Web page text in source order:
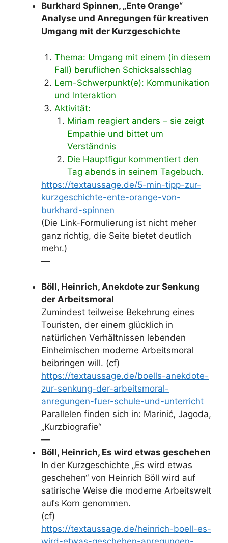
Burkhard Spinnen, „Ente Orange“
Analyse und Anregungen für kreativen
Umgang mit der Kurzgeschichte
Thema: Umgang mit einem (in diesem
Fall) beruflichen Schicksalsschlag
Lern-Schwerpunkt(e): Kommunikation
und Interaktion
Aktivität:
Miriam reagiert anders – sie zeigt
Empathie und bittet um
Verständnis
Die Hauptfigur kommentiert den
Tag abends in seinem Tagebuch.
https://textaussage.de/5-min-tipp-zur-
kurzgeschichte-ente-orange-von-
burkhard-spinnen
(Die Link-Formulierung ist nicht meher
ganz richtig, die Seite bietet deutlich
mehr.)
—
Böll, Heinrich, Anekdote zur Senkung
der Arbeitsmoral
Zumindest teilweise Bekehrung eines
Touristen, der einem glücklich in
natürlichen Verhältnissen lebenden
Einheimischen moderne Arbeitsmoral
beibringen will. (cf)
https://textaussage.de/boells-anekdote-
zur-senkung-der-arbeitsmoral-
anregungen-fuer-schule-und-unterricht
Parallelen finden sich in: Marinić, Jagoda,
„Kurzbiografie“
—
Böll, Heinrich, Es wird etwas geschehen
In der Kurzgeschichte „Es wird etwas
geschehen“ von Heinrich Böll wird auf
satirische Weise die moderne Arbeitswelt
aufs Korn genommen.
(cf)
https://textaussage.de/heinrich-boell-es-